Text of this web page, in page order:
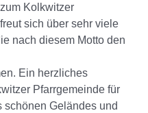
Kolkwitzer
sich über sehr viele
nach diesem Motto den
Ein herzliches
Pfarrgemeinde für
schönen Geländes und